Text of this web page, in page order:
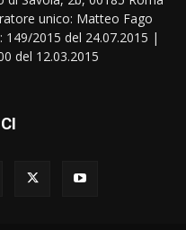
unico: Matteo Fago
149/2015 del 24.07.2015 |
del 12.03.2015